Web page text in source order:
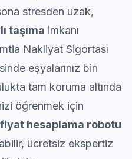
stresden uzak,
taşıma imkanı
Nakliyat Sigortası
eşyalarınız bin
tam koruma altında
öğrenmek için
hesaplama robotu
ücretsiz ekspertiz